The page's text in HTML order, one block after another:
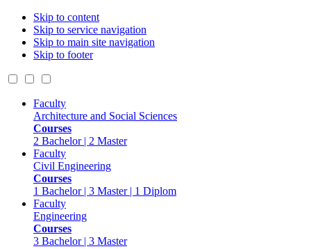
Skip to content
Skip to service navigation
Skip to main site navigation
Skip to footer
Faculty
Architecture and Social Sciences
Courses
2 Bachelor | 2 Master
Faculty
Civil Engineering
Courses
1 Bachelor | 3 Master | 1 Diplom
Faculty
Engineering
Courses
3 Bachelor | 3 Master